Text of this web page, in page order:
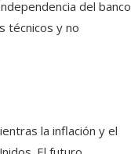
del banco
técnicos y no
la inflación y el